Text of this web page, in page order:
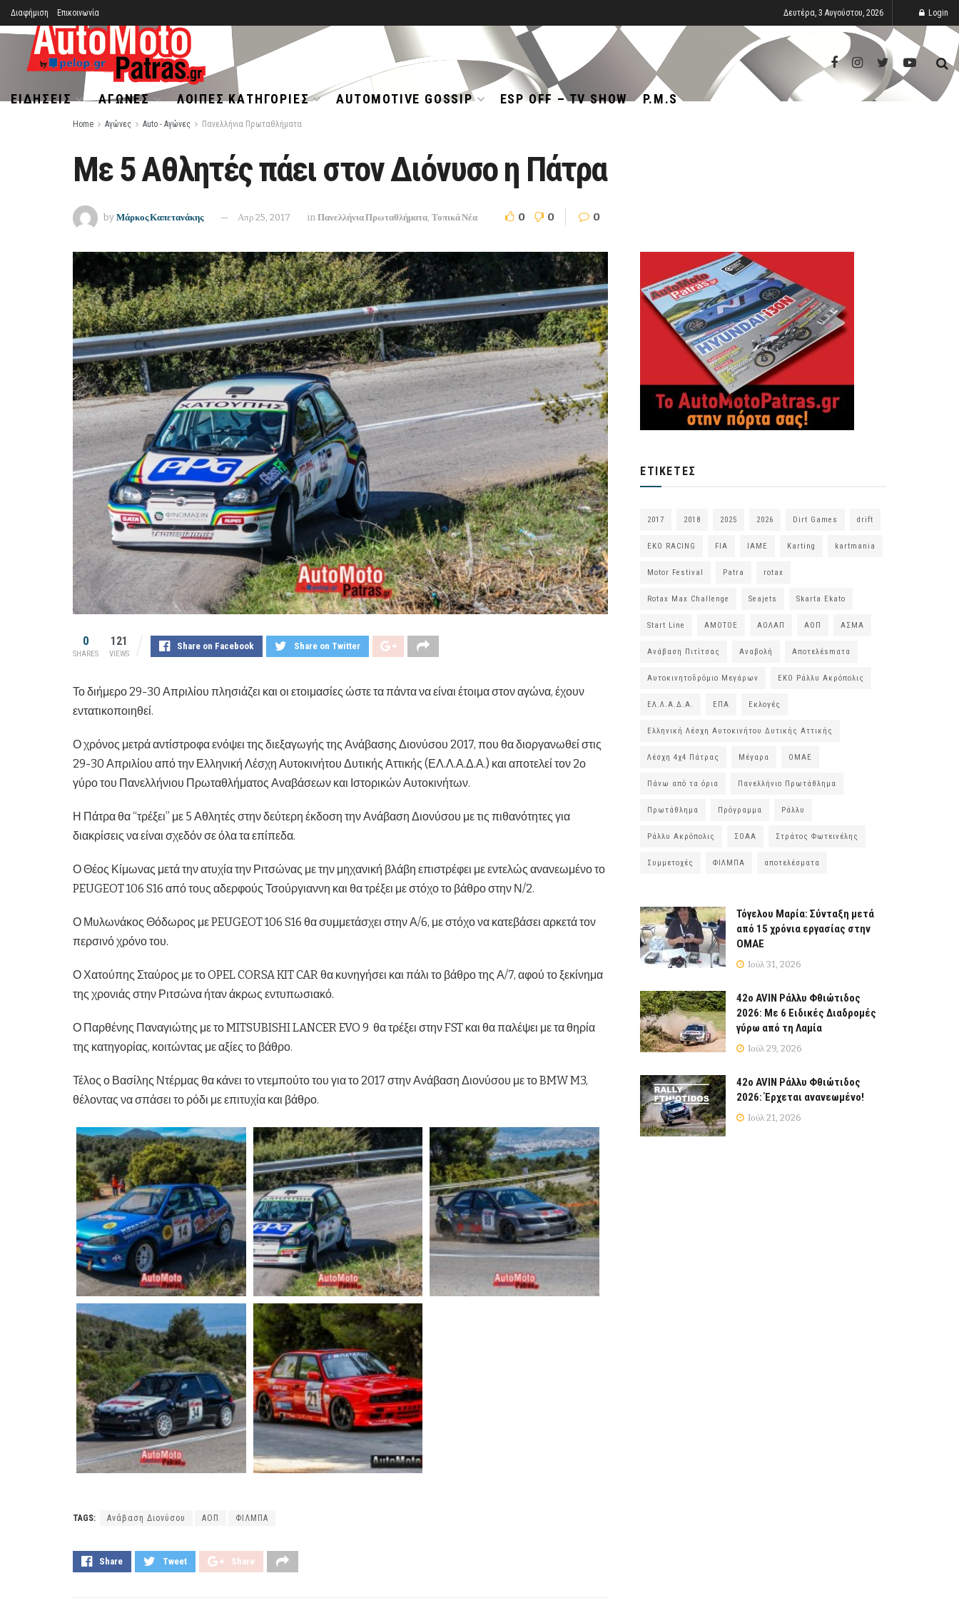
Διαφήμιση Επικοινωνία Δευτέρα, 3 Αυγούστου, 2026 Login
ΕΙΔΉΣΕΙΣ ΑΓΏΝΕΣ ΛΟΙΠΈΣ ΚΑΤΗΓΟΡΊΕΣ AUTOMOTIVE GOSSIP ESP OFF – TV SHOW P.M.S
Home Αγώνες Auto - Αγώνες Πανελλήνια Πρωταθλήματα
Με 5 Αθλητές πάει στον Διόνυσο η Πάτρα
by Μάρκος Καπετανάκης Απρ 25, 2017 in Πανελλήνια Πρωταθλήματα, Τοπικά Νέα 0 0 0
0
SHARES
121
VIEWS
Share on Facebook Share on Twitter
Το διήμερο 29-30 Απριλίου πλησιάζει και οι ετοιμασίες ώστε τα πάντα να είναι έτοιμα στον αγώνα, έχουν
εντατικοποιηθεί.
Ο χρόνος μετρά αντίστροφα ενόψει της διεξαγωγής της Ανάβασης Διονύσου 2017, που θα διοργανωθεί στις
29-30 Απριλίου από την Ελληνική Λέσχη Αυτοκινήτου Δυτικής Αττικής (ΕΛ.Λ.Α.Δ.Α.) και αποτελεί τον 2ο
γύρο του Πανελλήνιου Πρωταθλήματος Αναβάσεων και Ιστορικών Αυτοκινήτων.
Η Πάτρα θα “τρέξει” με 5 Αθλητές στην δεύτερη έκδοση την Ανάβαση Διονύσου με τις πιθανότητες για
διακρίσεις να είναι σχεδόν σε όλα τα επίπεδα.
Ο Θέος Κίμωνας μετά την ατυχία την Ριτσώνας με την μηχανική βλάβη επιστρέφει με εντελώς ανανεωμένο το
PEUGEOT 106 S16 από τους αδερφούς Τσούργιαννη και θα τρέξει με στόχο το βάθρο στην Ν/2.
Ο Μυλωνάκος Θόδωρος με PEUGEOT 106 S16 θα συμμετάσχει στην Α/6, με στόχο να κατεβάσει αρκετά τον
περσινό χρόνο του.
Ο Χατούπης Σταύρος με το OPEL CORSA KIT CAR θα κυνηγήσει και πάλι το βάθρο της Α/7, αφού το ξεκίνημα
της χρονιάς στην Ριτσώνα ήταν άκρως εντυπωσιακό.
Ο Παρθένης Παναγιώτης με το MITSUBISHI LANCER EVO 9 θα τρέξει στην FST και θα παλέψει με τα θηρία
της κατηγορίας, κοιτώντας με αξίες το βάθρο.
Τέλος ο Βασίλης Ντέρμας θα κάνει το ντεμπούτο του για το 2017 στην Ανάβαση Διονύσου με το BMW M3,
θέλοντας να σπάσει το ρόδι με επιτυχία και βάθρο.
TAGS: Ανάβαση Διονύσου ΑΟΠ ΦΙΛΜΠΑ
Share Tweet Share
ΕΤΙΚΈΤΕΣ
2017 2018 2025 2026 Dirt Games drift
EKO RACING FIA IAME Karting kartmania
Motor Festival Patra rotax
Rotax Max Challenge Seajets Skarta Ekato
Start Line ΑΜΟΤΟΕ ΑΟΛΑΠ ΑΟΠ ΑΣΜΑ
Ανάβαση Πιτίτσας Αναβολή Αποτελέsmατα
Αυτοκινητοδρόμιο Μεγάρων ΕΚΟ Ράλλυ Ακρόπολις
ΕΛ.Λ.Α.Δ.Α. ΕΠΑ Εκλογές
Ελληνική Λέσχη Αυτοκινήτου Δυτικής Αττικής
Λέσχη 4χ4 Πάτρας Μέγαρα ΟΜΑΕ
Πάνω από τα όρια Πανελλήνιο Πρωτάθλημα
Πρωτάθλημα Πρόγραμμα Ράλλυ
Ράλλυ Ακρόπολις ΣΟΑΑ Στράτος Φωτεινέλης
Συμμετοχές ΦΙΛΜΠΑ αποτελέσματα
Τόγελου Μαρία: Σύνταξη μετά
από 15 χρόνια εργασίας στην
ΟΜΑΕ
Ιούλ 31, 2026
42ο AVIN Ράλλυ Φθιώτιδος
2026: Με 6 Ειδικές Διαδρομές
γύρω από τη Λαμία
Ιούλ 29, 2026
42ο AVIN Ράλλυ Φθιώτιδος
2026: Έρχεται ανανεωμένο!
Ιούλ 21, 2026